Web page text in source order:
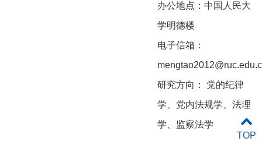
办公地点 ： 中国人民大
学明德楼
电子信箱：
研究方向： 党的纪律
学、党内法规学、法理
学、监察法学
TOP